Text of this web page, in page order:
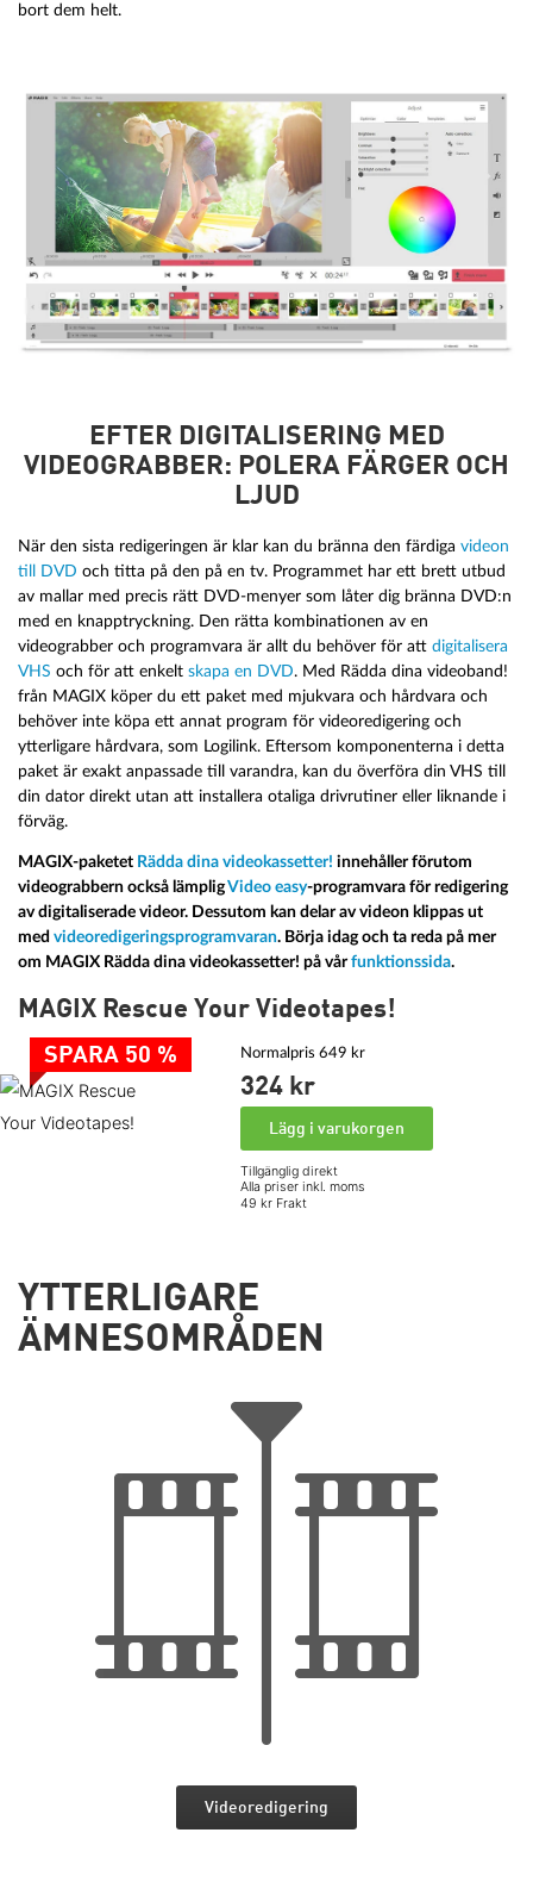
bort dem helt.
EFTER DIGITALISERING MED
VIDEOGRABBER: POLERA FÄRGER OCH
LJUD
När den sista redigeringen är klar kan du bränna den färdiga videon
till DVD och titta på den på en tv. Programmet har ett brett utbud
av mallar med precis rätt DVD-menyer som låter dig bränna DVD:n
med en knapptryckning. Den rätta kombinationen av en
videograbber och programvara är allt du behöver för att digitalisera
VHS och för att enkelt skapa en DVD. Med Rädda dina videoband!
från MAGIX köper du ett paket med mjukvara och hårdvara och
behöver inte köpa ett annat program för videoredigering och
ytterligare hårdvara, som Logilink. Eftersom komponenterna i detta
paket är exakt anpassade till varandra, kan du överföra din VHS till
din dator direkt utan att installera otaliga drivrutiner eller liknande i
förväg.
MAGIX-paketet Rädda dina videokassetter! innehåller förutom
videograbbern också lämpligVideo easy-programvara för redigering
av digitaliserade videor. Dessutom kan delar av videon klippas ut
med videoredigeringsprogramvaran. Börja idag och ta reda på mer
om MAGIX Rädda dina videokassetter! på vårfunktionssida.
MAGIX Rescue Your Videotapes!
SPARA 50 % Normalpris 649 kr
324 kr
Lägg i varukorgen
Tillgänglig direkt
Alla priser inkl. moms
49 kr Frakt
YTTERLIGARE
ÄMNESOMRÅDEN
Videoredigering